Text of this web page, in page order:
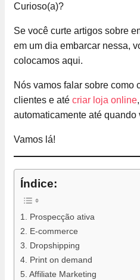
Curioso(a)?
Se você curte artigos sobre
em um dia embarcar nessa,
colocamos aqui.
Nós vamos falar sobre como
clientes e até criar loja online
automaticamente até quando
Vamos lá!
Índice:
1. Prospecção ativa
2. E-commerce
3. Dropshipping
4. Print on demand
5. Affiliate Marketing